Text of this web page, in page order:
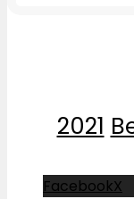
2021
FacebookX